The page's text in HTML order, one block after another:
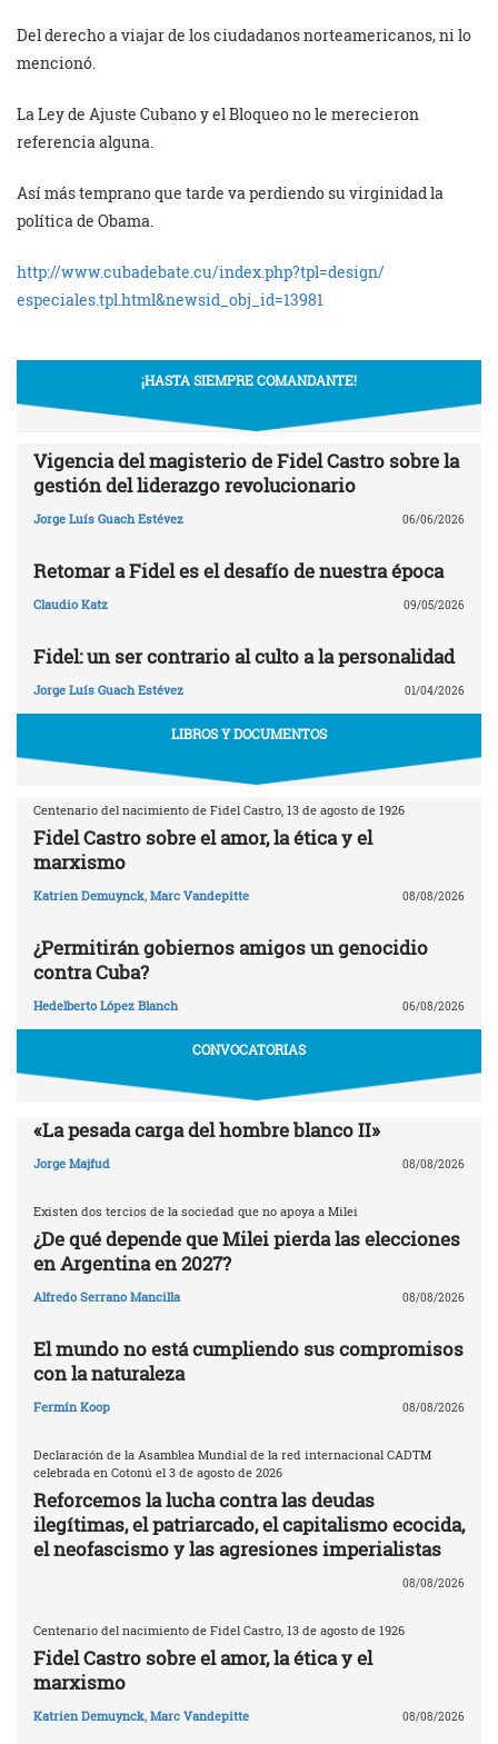
Del derecho a viajar de los ciudadanos norteamericanos, ni lo
mencionó.
La Ley de Ajuste Cubano y el Bloqueo no le merecieron
referencia alguna.
Así más temprano que tarde va perdiendo su virginidad la
política de Obama.
http://www.cubadebate.cu/index.php?tpl=design/
especiales.tpl.html&newsid_ obj_id=13981
¡HASTA SIEMPRE COMANDANTE!
Vigencia del magisterio de Fidel Castro sobre la
gestión del liderazgo revolucionario
Jorge Luís Guach Estévez 06/06/2026
Retomar a Fidel es el desafío de nuestra época
Claudio Katz 09/05/2026
Fidel: un ser contrario al culto a la personalidad
Jorge Luís Guach Estévez 01/04/2026
LIBROS Y DOCUMENTOS
Centenario del nacimiento de Fidel Castro, 13 de agosto de 1926
Fidel Castro sobre el amor, la ética y el
marxismo
Katrien Demuynck, Marc Vandepitte 08/08/2026
¿Permitirán gobiernos amigos un genocidio
contra Cuba?
Hedelberto López Blanch 06/08/2026
CONVOCATORIAS
«La pesada carga del hombre blanco II»
Jorge Majfud 08/08/2026
Existen dos tercios de la sociedad que no apoya a Milei
¿De qué depende que Milei pierda las elecciones
en Argentina en 2027?
Alfredo Serrano Mancilla 08/08/2026
El mundo no está cumpliendo sus compromisos
con la naturaleza
Fermín Koop 08/08/2026
Declaración de la Asamblea Mundial de la red internacional CADTM
celebrada en Cotonú el 3 de agosto de 2026
Reforcemos la lucha contra las deudas
ilegítimas, el patriarcado, el capitalismo ecocida,
el neofascismo y las agresiones imperialistas
08/08/2026
Centenario del nacimiento de Fidel Castro, 13 de agosto de 1926
Fidel Castro sobre el amor, la ética y el
marxismo
Katrien Demuynck, Marc Vandepitte 08/08/2026